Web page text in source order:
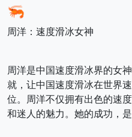
🦐
周洋：速度滑冰女神
周洋是中国速度滑冰界的女
就，让中国速度滑冰在世界
位。周洋不仅拥有出色的速
和迷人的魅力。她的成功，